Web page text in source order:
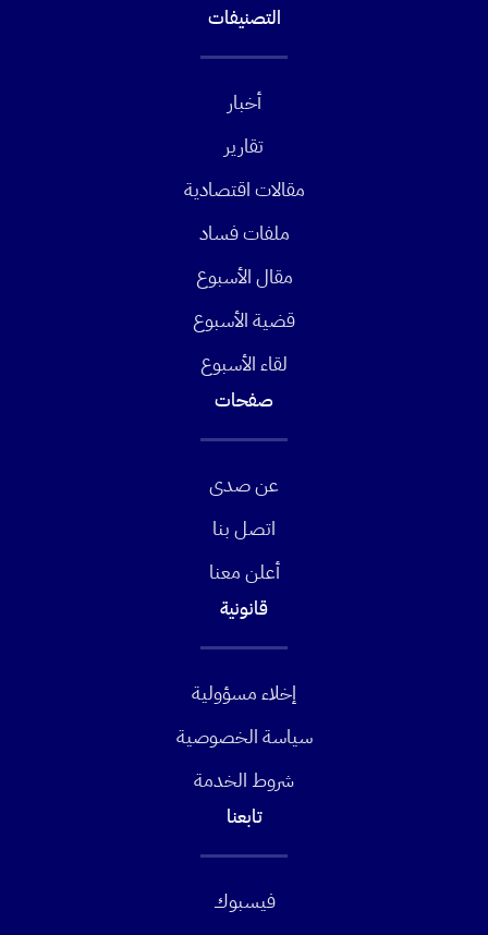
التصنيفات
أخبار
تقارير
مقالات اقتصادية
ملفات فساد
مقال الأسبوع
قضية الأسبوع
لقاء الأسبوع
صفحات
عن صدى
اتصل بنا
أعلن معنا
قانونية
إخلاء مسؤولية
سياسة الخصوصية
شروط الخدمة
تابعنا
فيسبوك